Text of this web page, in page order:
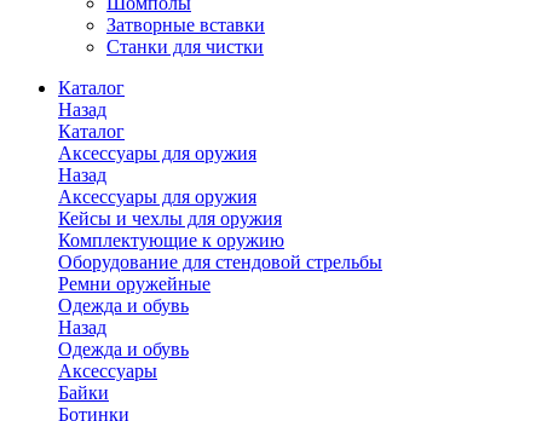
Затворные вставки
Станки для чистки
Каталог
Назад
Каталог
Аксессуары для оружия
Назад
Аксессуары для оружия
Кейсы и чехлы для оружия
Комплектующие к оружию
Оборудование для стендовой стрельбы
Ремни оружейные
Одежда и обувь
Назад
Одежда и обувь
Аксессуары
Байки
Ботинки